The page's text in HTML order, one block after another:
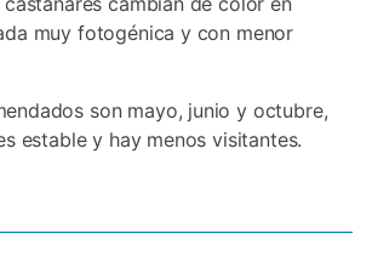
muy fotogénica y con menor
son mayo, junio y octubre,
estable y hay menos visitantes.